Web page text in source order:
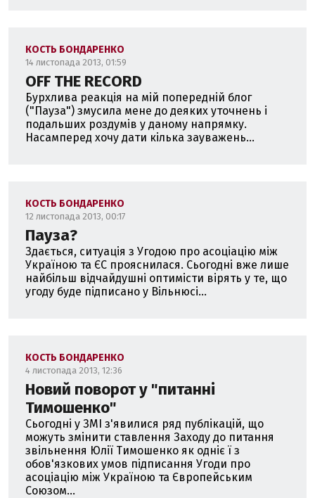
КОСТЬ БОНДАРЕНКО
14 листопада 2013, 01:59
OFF THE RECORD
Бурхлива реакція на мій попередній блог
("Пауза") змусила мене до деяких уточнень і
подальших роздумів у даному напрямку.
Насамперед хочу дати кілька зауважень...
КОСТЬ БОНДАРЕНКО
12 листопада 2013, 00:17
Пауза?
Здається, ситуація з Угодою про асоціацію між
Україною та ЄС прояснилася. Сьогодні вже лише
найбільш відчайдушні оптимісти вірять у те, що
угоду буде підписано у Вільнюсі...
КОСТЬ БОНДАРЕНКО
4 листопада 2013, 12:36
Новий поворот у "питанні
Тимошенко"
Сьогодні у ЗМІ з'явилися ряд публікацій, що
можуть змінити ставлення Заходу до питання
звільнення Юлії Тимошенко як одніє ї з
обов'язкових умов підписання Угоди про
асоціацію між Україною та Європейським
Союзом...